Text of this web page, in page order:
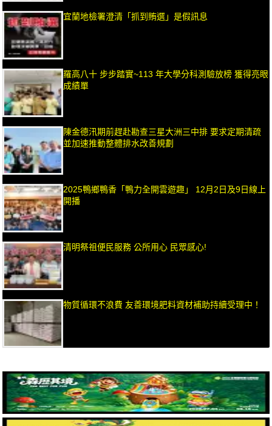
宜蘭地檢署澄清「抓到賄選」是假訊息
羅高八十 步步踏實~113 年大學分科測驗放榜 獲得亮眼
成績單
陳金德汛期前趕赴勘查三星大洲三中排 要求定期清疏
並加速推動整體排水改善規劃
2025鴨鄉鴨香「鴨力全開雲遊趣」 12月2日及9日線上
開播
清明祭祖便民服務 公所用心 民眾感心!
物質循環不浪費 友善環境肥料資材補助持續受理中！